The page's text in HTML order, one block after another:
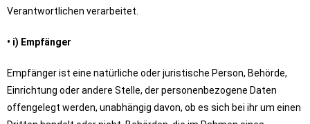
Verantwortlichen verarbeitet.
• i) Empfänger
Empfänger ist eine natürliche oder juristische Person, Behörde,
Einrichtung oder andere Stelle, der personenbezogene Daten
offengelegt werden, unabhängig davon, ob es sich bei ihr um einen